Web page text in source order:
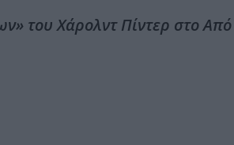
του Χάρολντ Πίντερ στο Από